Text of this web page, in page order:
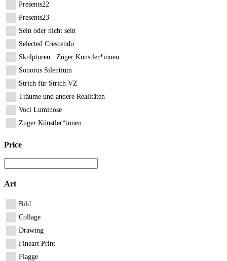
Presents22
Presents23
Sein oder nicht sein
Selected Crescendo
Skulpturen : Zuger Künstler*innen
Sonorus Silentium
Strich für Strich VZ
Träume und andere Realitäten
Voci Luminose
Zuger Künstler*innen
Price
Art
Bild
Collage
Drawing
Fineart Print
Flagge